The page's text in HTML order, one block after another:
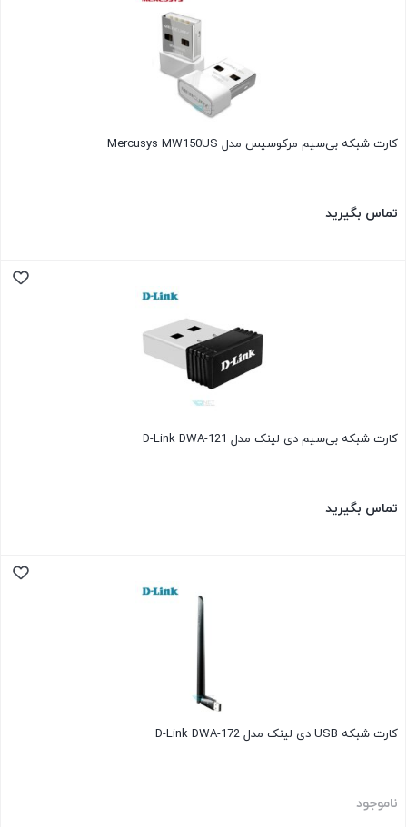
کارت شبکه بی‌سیم مرکوسیس مدل Mercusys MW150US
تماس بگیرید
کارت شبکه بی‌سیم دی لینک مدل D-Link DWA-121
تماس بگیرید
کارت شبکه USB دی لینک مدل D-Link DWA-172
ناموجود